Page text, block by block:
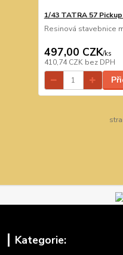
1/43 TATRA 57
Resinová stavebnice
497,00 CZK/ks
410,74 CZK bez DPH
Kategorie: